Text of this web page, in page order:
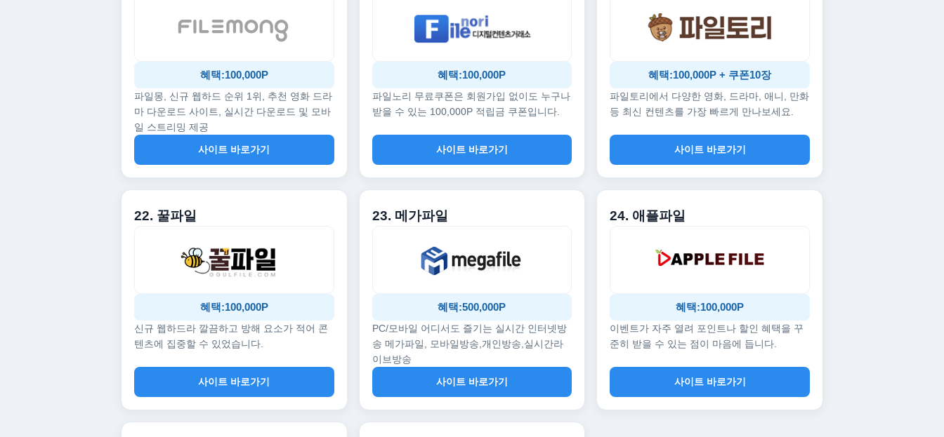
혜택:100,000P
파일몽, 신규 웹하드 순위 1위, 추천 영화 드라
마 다운로드 사이트, 실시간 다운로드 및 모바
일 스트리밍 제공
사이트 바로가기
혜택:100,000P
파일노리 무료쿠폰은 회원가입 없이도 누구나
받을 수 있는 100,000P 적립금 쿠폰입니다.
사이트 바로가기
혜택:100,000P + 쿠폰10장
파일토리에서 다양한 영화, 드라마, 애니, 만화
등 최신 컨텐츠를 가장 빠르게 만나보세요.
사이트 바로가기
22. 꿀파일
혜택:100,000P
신규 웹하드라 깔끔하고 방해 요소가 적어 콘
텐츠에 집중할 수 있었습니다.
사이트 바로가기
23. 메가파일
혜택:500,000P
PC/모바일 어디서도 즐기는 실시간 인터넷방
송 메가파일, 모바일방송,개인방송,실시간라
이브방송
사이트 바로가기
24. 애플파일
혜택:100,000P
이벤트가 자주 열려 포인트나 할인 혜택을 꾸
준히 받을 수 있는 점이 마음에 듭니다.
사이트 바로가기